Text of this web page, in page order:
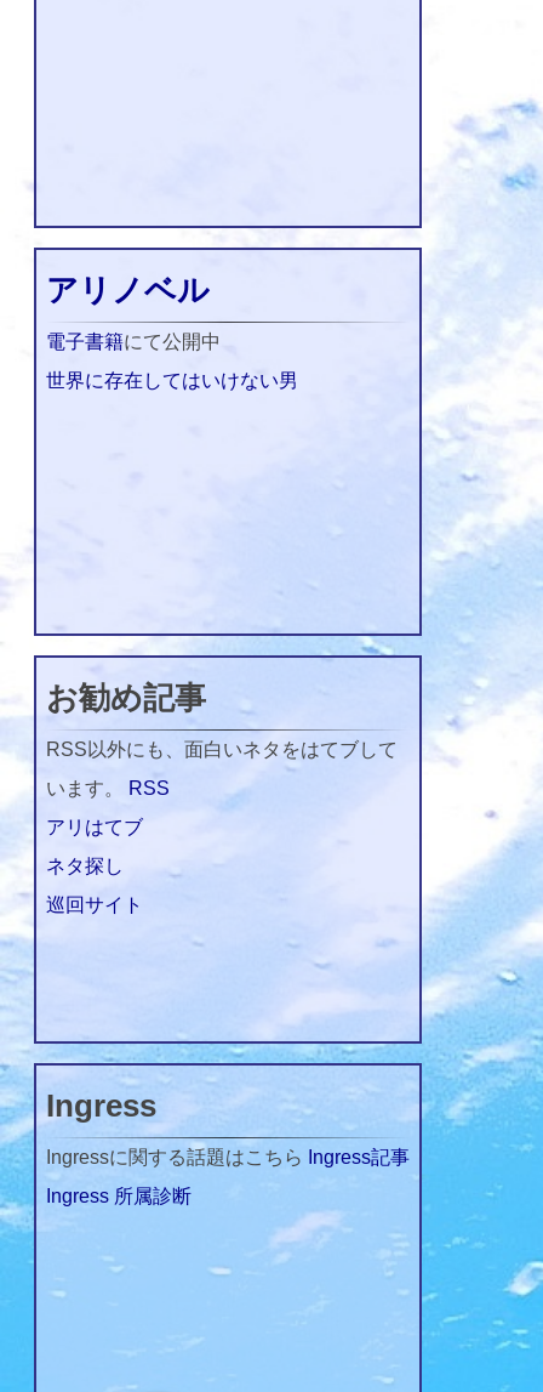
アリノベル
電子書籍にて公開中
世界に存在してはいけない男
お勧め記事
RSS以外にも、面白いネタをはてブして
います。
RSS
アリはてブ
ネタ探し
巡回サイト
Ingress
Ingressに関する話題はこちら
Ingress記事
Ingress 所属診断